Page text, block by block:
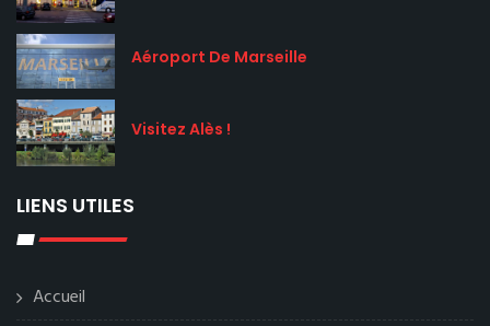
Aéroport De Marseille
Visitez Alès !
LIENS UTILES
Accueil